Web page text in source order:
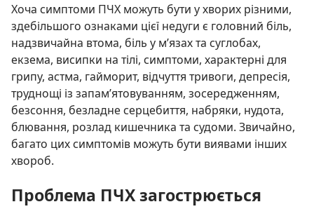
Хоча симптоми ПЧХ можуть бути у хворих різними,
здебільшого ознаками цієї недуги є головний біль,
надзвичайна втома, біль у м’язах та суглобах,
екзема, висипки на тілі, симптоми, характерні для
грипу, астма, гайморит, відчуття тривоги, депресія,
труднощі із запам’ятовуванням, зосередженням,
безсоння, безладне серцебиття, набряки, нудота,
блювання, розлад кишечника та судоми. Звичайно,
багато цих симптомів можуть бути виявами інших
хвороб.
Проблема ПЧХ загострюється